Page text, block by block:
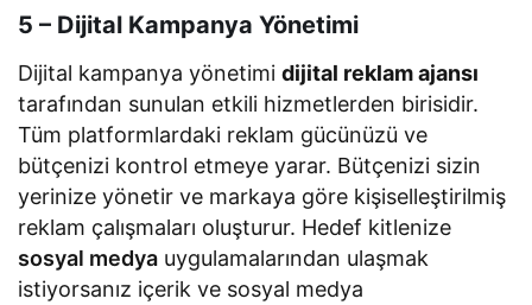
5 – Dijital Kampanya Yönetimi
Dijital kampanya yönetimidijital reklam ajansı
tarafından sunulan etkili hizmetlerden birisidir.
Tüm platformlardaki reklam gücünüzü ve
bütçenizi kontrol etmeye yarar. Bütçenizi sizin
yerinize yönetir ve markaya göre kişiselleştirilmiş
reklam çalışmaları oluşturur. Hedef kitlenize
sosyal medya uygulamalarından ulaşmak
istiyorsanız içerik ve sosyal medya